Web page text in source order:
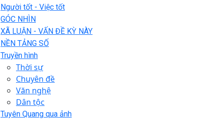
Người tốt - Việc tốt
GÓC NHÌN
XÃ LUẬN - VẤN ĐỀ KỲ NÀY
NỀN TẢNG SỐ
Truyền hình
Thời sự
Chuyên đề
Văn nghệ
Dân tộc
Tuyên Quang qua ảnh